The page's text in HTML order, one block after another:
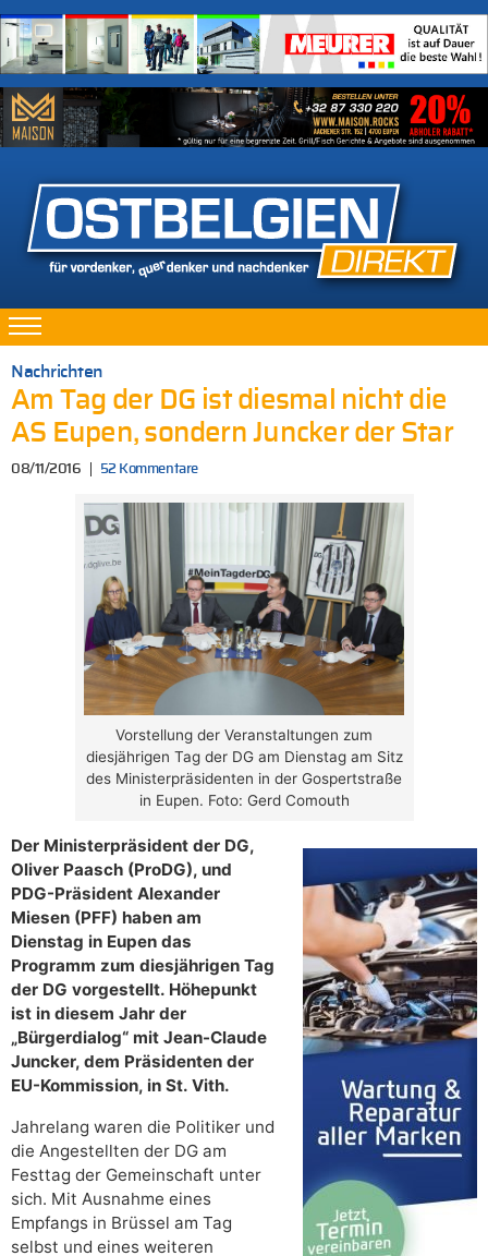
Nachrichten
Am Tag der DG ist diesmal nicht die
AS Eupen, sondern Juncker der Star
08/11/2016 52 Kommentare
Vorstellung der Veranstaltungen zum
diesjährigen Tag der DG am Dienstag am Sitz
des Ministerpräsidenten in der Gospertstraße
in Eupen. Foto: Gerd Comouth
Der Ministerpräsident der DG,
Oliver Paasch (ProDG), und
PDG-Präsident Alexander
Miesen (PFF) haben am
Dienstag in Eupen das
Programm zum diesjährigen Tag
der DG vorgestellt. Höhepunkt
ist in diesem Jahr der
„Bürgerdialog“ mit Jean-Claude
Juncker, dem Präsidenten der
EU-Kommission, in St. Vith.
Jahrelang waren die Politiker und
die Angestellten der DG am
Festtag der Gemeinschaft unter
sich. Mit Ausnahme eines
Empfangs in Brüssel am Tag
selbst und eines weiteren